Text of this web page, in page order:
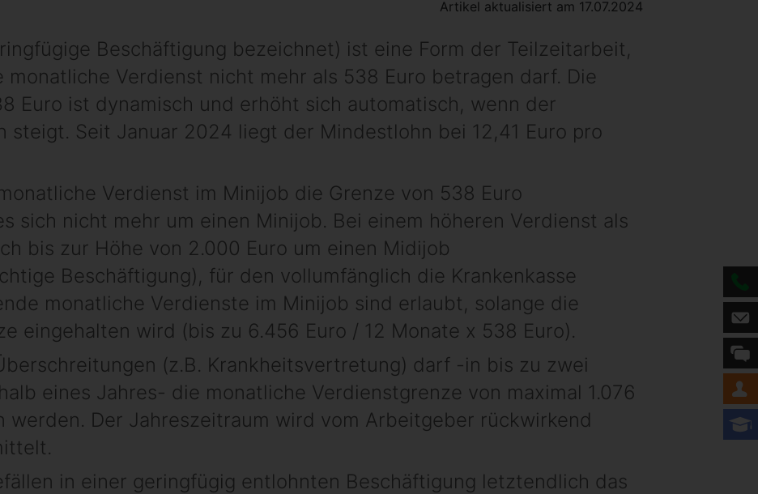
Artikel aktualisiert am 17.07.2024
Beschäftigung bezeichnet) ist eine Form der Teilzeitarbeit,
monatliche Verdienst nicht mehr als 538 Euro betragen darf. Die
Euro ist dynamisch und erhöht sich automatisch, wenn der
steigt. Seit Januar 2024 liegt der Mindestlohn bei 12,41 Euro pro
Verdienst im Minijob die Grenze von 538 Euro
sich nicht mehr um einen Minijob. Bei einem höheren Verdienst als
bis zur Höhe von 2.000 Euro um einen Midijob
Beschäftigung), für den vollumfänglich die Krankenkasse
monatliche Verdienste im Minijob sind erlaubt, solange die
eingehalten wird (bis zu 6.456 Euro / 12 Monate x 538 Euro).
(z.B. Krankheitsvertretung) darf -in bis zu zwei
eines Jahres- die monatliche Verdienstgrenze von maximal 1.076
werden. Der Jahreszeitraum wird vom Arbeitgeber rückwirkend
in einer geringfügig entlohnten Beschäftigung letztendlich das